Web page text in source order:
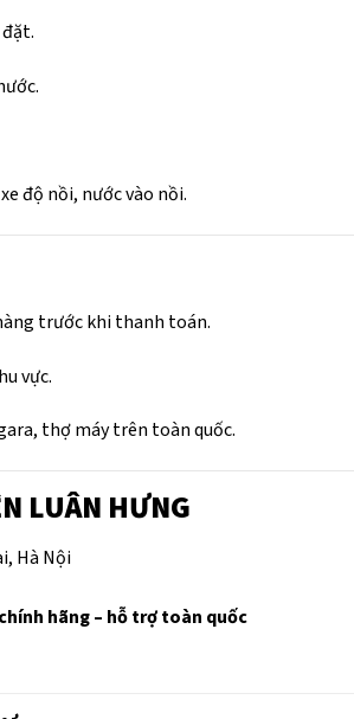
độ nồi, nước vào nồi.
trước khi thanh toán.
vực.
thợ máy trên toàn quốc.
LUÂN HƯNG
Hà Nội
hãng – hỗ trợ toàn quốc